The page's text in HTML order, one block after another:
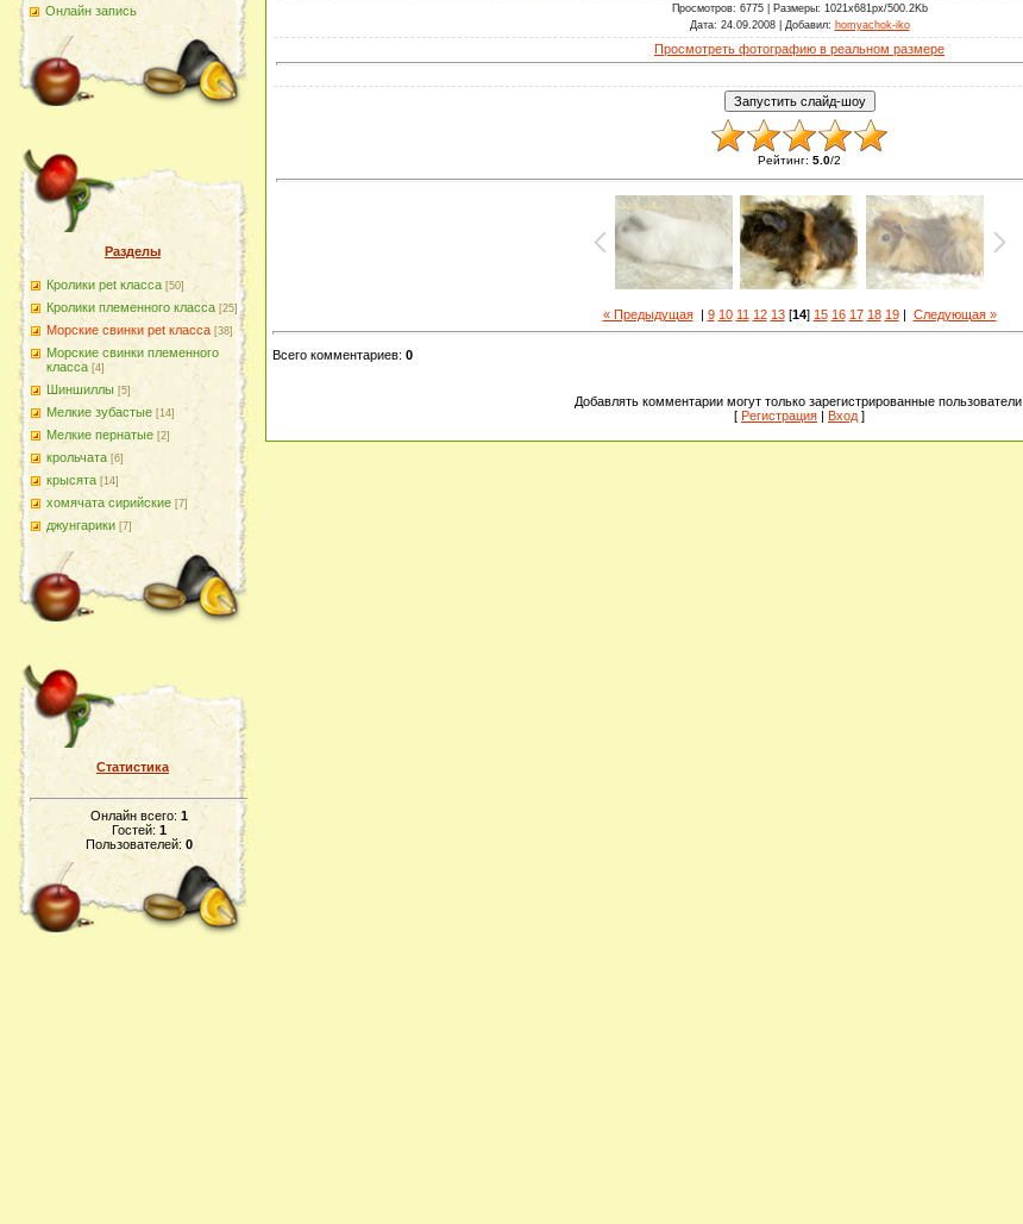
Онлайн запись
Разделы
Кролики pet класса [50]
Кролики племенного класса [25]
Морские свинки pet класса [38]
Морские свинки племенного
класса [4]
Шиншиллы [5]
Мелкие зубастые [14]
Мелкие пернатые [2]
крольчата [6]
крысята [14]
хомячата сирийские [7]
джунгарики [7]
Статистика
Онлайн всего: 1
Гостей: 1
Пользователей: 0
Просмотров: 6775 | Размеры: 1021x681px/500.2Kb
Дата: 24.09.2008 | Добавил: homyachok-iko
Просмотреть фотографию в реальном размере
Рейтинг: 5.0/2
« Предыдущая| 9 10 11 12 13[14] 15 16 17 18 19| Следующая »
Всего комментариев: 0
Добавлять комментарии могут только зарегистрированные пользователи.
[ Регистрация Вход ]